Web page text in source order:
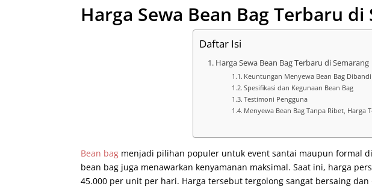
Harga Sewa Bean Bag Terbaru di
Daftar Isi
Harga Sewa Bean Bag Terbaru di Semarang
Keuntungan Menyewa Bean Bag
Spesifikasi dan Kegunaan Bean Bag
Testimoni Pengguna
Menyewa Bean Bag Tanpa Ribet, Harga
Bean bag menjadi pilihan populer untuk event santai maupun formal
bean bag juga menawarkan kenyamanan maksimal. Saat ini, harga
45.000 per unit per hari. Harga tersebut tergolong sangat bersaing